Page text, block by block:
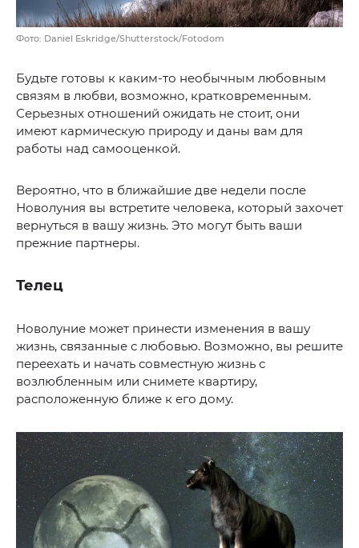
Фото: Daniel Eskridge/Shutterstock/Fotodom
Будьте готовы к каким-то необычным любовным
связям в любви, возможно, кратковременным.
Серьезных отношений ожидать не стоит, они
имеют кармическую природу и даны вам для
работы над самооценкой.
Вероятно, что в ближайшие две недели после
Новолуния вы встретите человека, который захочет
вернуться в вашу жизнь. Это могут быть ваши
прежние партнеры.
Телец
Новолуние может принести изменения в вашу
жизнь, связанные с любовью. Возможно, вы решите
переехать и начать совместную жизнь с
возлюбленным или снимете квартиру,
расположенную ближе к его дому.